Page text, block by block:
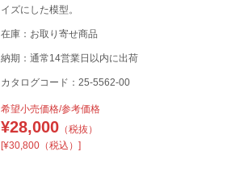
イズにした模型。
在庫：お取り寄せ商品
納期：通常14営業日以内に出荷
カタログコード：25-5562-00
希望小売価格/参考価格
¥28,000（税抜）
[¥30,800（税込）]